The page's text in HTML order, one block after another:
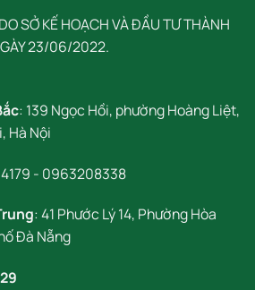
SỞ KẾ HOẠCH VÀ ĐẦU TƯ THÀNH
23/06/2022.
: 139 Ngọc Hồi, phường Hoàng Liệt,
Hà Nội
- 0963208338
: 41 Phước Lý 14, Phường Hòa
Đà Nẵng